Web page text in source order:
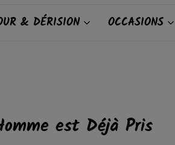
& DÉRISION OCCASIONS
est Déjà Pris